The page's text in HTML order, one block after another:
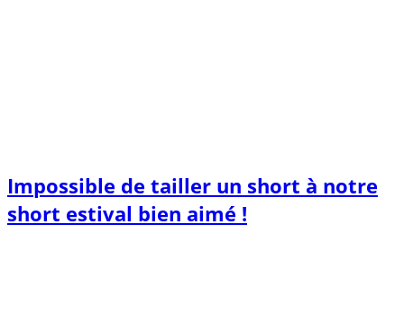
Impossible de tailler un short à notre
short estival bien aimé !